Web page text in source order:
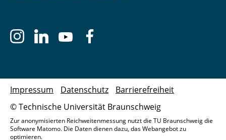
© Technische Universität Braunschweig
Impressum Datenschutz Barrierefreiheit
Zur anonymisierten Reichweitenmessung nutzt die TU Braunschweig die
Software Matomo. Die Daten dienen dazu, das Webangebot zu
optimieren.